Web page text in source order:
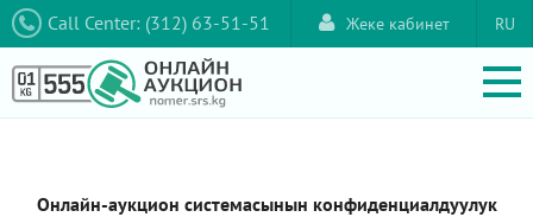
Call Center: (312) 63-51-51 RU
Жеке кабинет
Онлайн-аукцион системасынын конфиденциалдуулук